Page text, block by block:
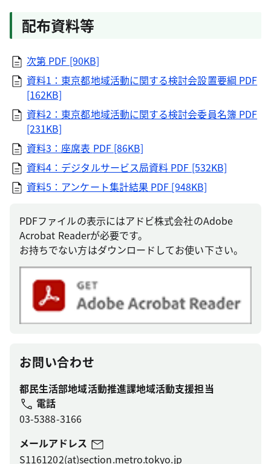
配布資料等
次第 PDF [90KB]
資料1：東京都地域活動に関する検討会設置要綱 PDF
[162KB]
資料2：東京都地域活動に関する検討会委員名簿 PDF
[231KB]
資料3：座席表 PDF [86KB]
資料4：デジタルサービス局資料 PDF [532KB]
資料5：アンケート集計結果 PDF [948KB]
PDFファイルの表示にはアドビ株式会社のAdobe
Acrobat Readerが必要です。
お持ちでない方はダウンロードしてお使い下さい。
お問い合わせ
都民生活部地域活動推進課地域活動支援担当
電話
03-5388-3166
メールアドレス
S1161202(at)section.metro.tokyo.jp